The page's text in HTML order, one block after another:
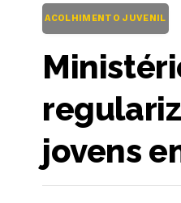
ACOLHIMENTO JUVENIL
jovens